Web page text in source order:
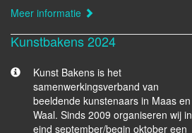
Meer informatie
Kunstbakens 2024
Kunst Bakens is het
samenwerkingsverband van
beeldende kunstenaars in Maas en
Waal. Sinds 2009 organiseren wij in
eind september/begin oktober een